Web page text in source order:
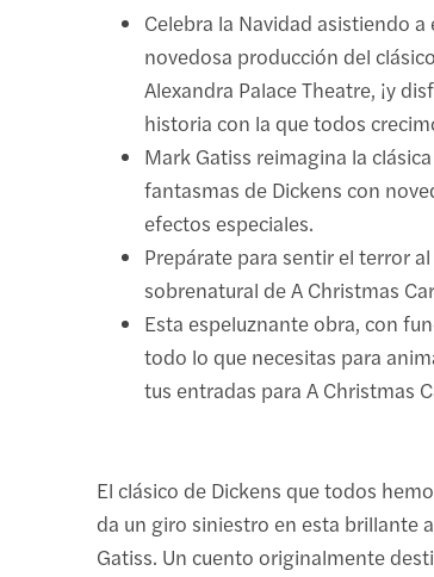
Celebra la Navidad asistiendo
novedosa producción del
Alexandra Palace Theatre, ¡y
historia con la que todos
Mark Gatiss reimagina la
fantasmas de Dickens con
efectos especiales.
Prepárate para sentir el terror
sobrenatural de A Christmas
Esta espeluznante obra, con
todo lo que necesitas para
tus entradas para A Christmas
El clásico de Dickens que todos
da un giro siniestro en esta brillante
Gatiss. Un cuento originalmente